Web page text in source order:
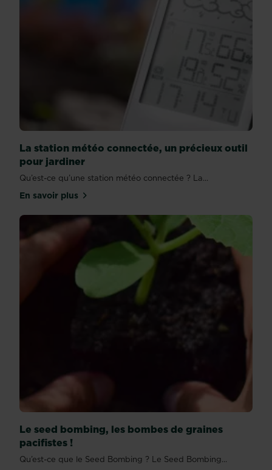
La station météo connectée, un précieux outil
pour jardiner
Qu’est-ce qu’une station météo connectée ? La...
En savoir plussur La station météo connectée, un précieux
Le seed bombing, les bombes de graines
pacifistes !
Qu’est-ce que le Seed Bombing ? Le Seed Bombing...